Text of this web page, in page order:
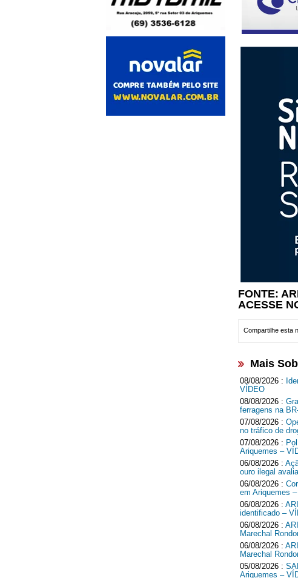
FONTE:
ACESSE
Compartilhe esta
Mais
08/08/2026 :
VÍDEO
08/08/2026 :
ferragens na
07/08/2026 :
no tráfico de
07/08/2026 :
Ariquemes –
06/08/2026 :
ouro ilegal
06/08/2026 :
em Ariquemes
06/08/2026 :
identificado –
06/08/2026 :
Marechal
06/08/2026 :
Marechal
05/08/2026 :
Ariquemes –